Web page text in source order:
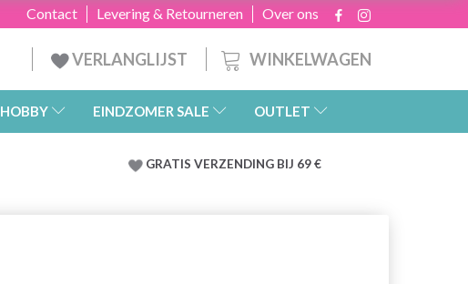
Over ons
Levering & Retourneren
Contact
WINKELWAGEN
VERLANGLIJST
HOBBY EINDZOMER SALE OUTLET
GRATIS VERZENDING BIJ 69 €